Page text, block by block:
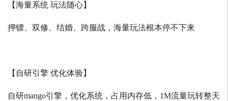
【海量系统 玩法随心】
押镖、双修、结婚、跨服战，海量玩法根本停不下来
【自研引擎 优化体验】
自研mango引擎，优化系统，占用内存低， 1M流量玩转整天